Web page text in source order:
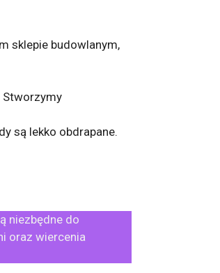
sklepie budowlanym,
Stworzymy
są lekko obdrapane.
niezbędne do
oraz wiercenia